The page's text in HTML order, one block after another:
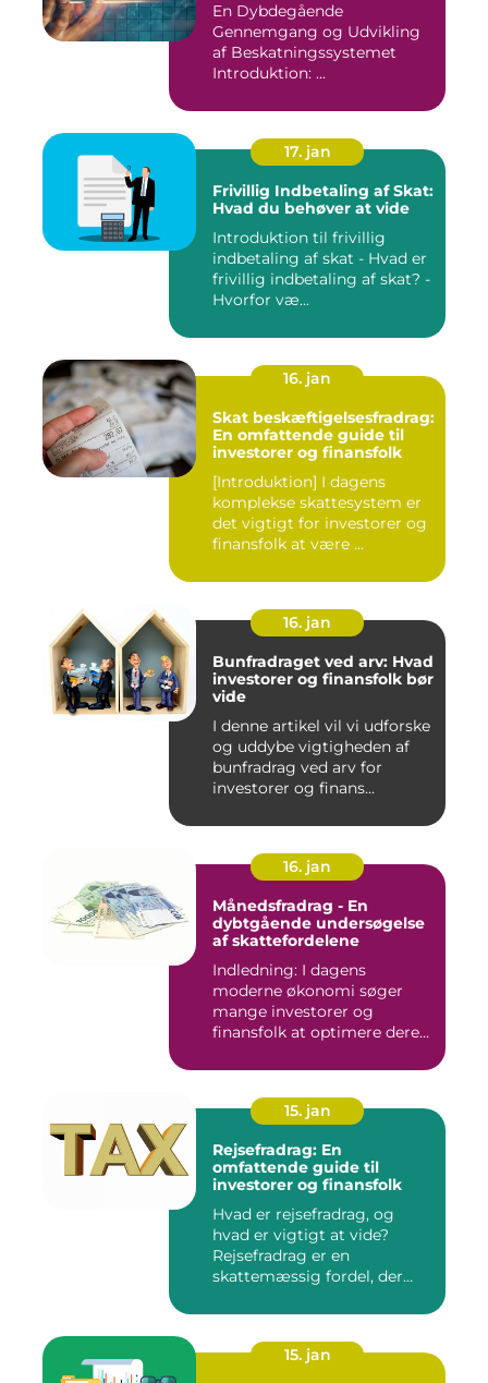
En Dybdegående
Gennemgang og Udvikling
af Beskatningssystemet
Introduktion: ...
17. jan
Frivillig Indbetaling af Skat:
Hvad du behøver at vide
Introduktion til frivillig
indbetaling af skat - Hvad er
frivillig indbetaling af skat? -
Hvorfor væ...
16. jan
Skat beskæftigelsesfradrag:
En omfattende guide til
investorer og finansfolk
[Introduktion] I dagens
komplekse skattesystem er
det vigtigt for investorer og
finansfolk at være ...
16. jan
Bunfradraget ved arv: Hvad
investorer og finansfolk bør
vide
I denne artikel vil vi udforske
og uddybe vigtigheden af
bunfradrag ved arv for
investorer og finans...
16. jan
Månedsfradrag - En
dybtgående undersøgelse
af skattefordelene
Indledning: I dagens
moderne økonomi søger
mange investorer og
finansfolk at optimere deres
15. jan
Rejsefradrag: En
omfattende guide til
investorer og finansfolk
Hvad er rejsefradrag, og
hvad er vigtigt at vide?
Rejsefradrag er en
skattemæssig fordel, der
15. jan